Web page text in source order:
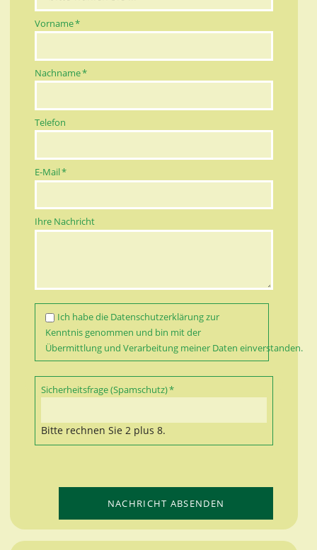
Pflichtfeld
Vorname*
Pflichtfeld
Nachname*
Telefon
Pflichtfeld
E-Mail*
Ihre Nachricht
Ich habe die Datenschutzerklärungzur
Kenntnis genommen und bin mit der
Übermittlung und Verarbeitung meiner Daten einverstanden.
Pflichtfeld
Sicherheitsfrage (Spamschutz)*
Bitte rechnen Sie 2 plus 8.
NACHRICHT ABSENDEN